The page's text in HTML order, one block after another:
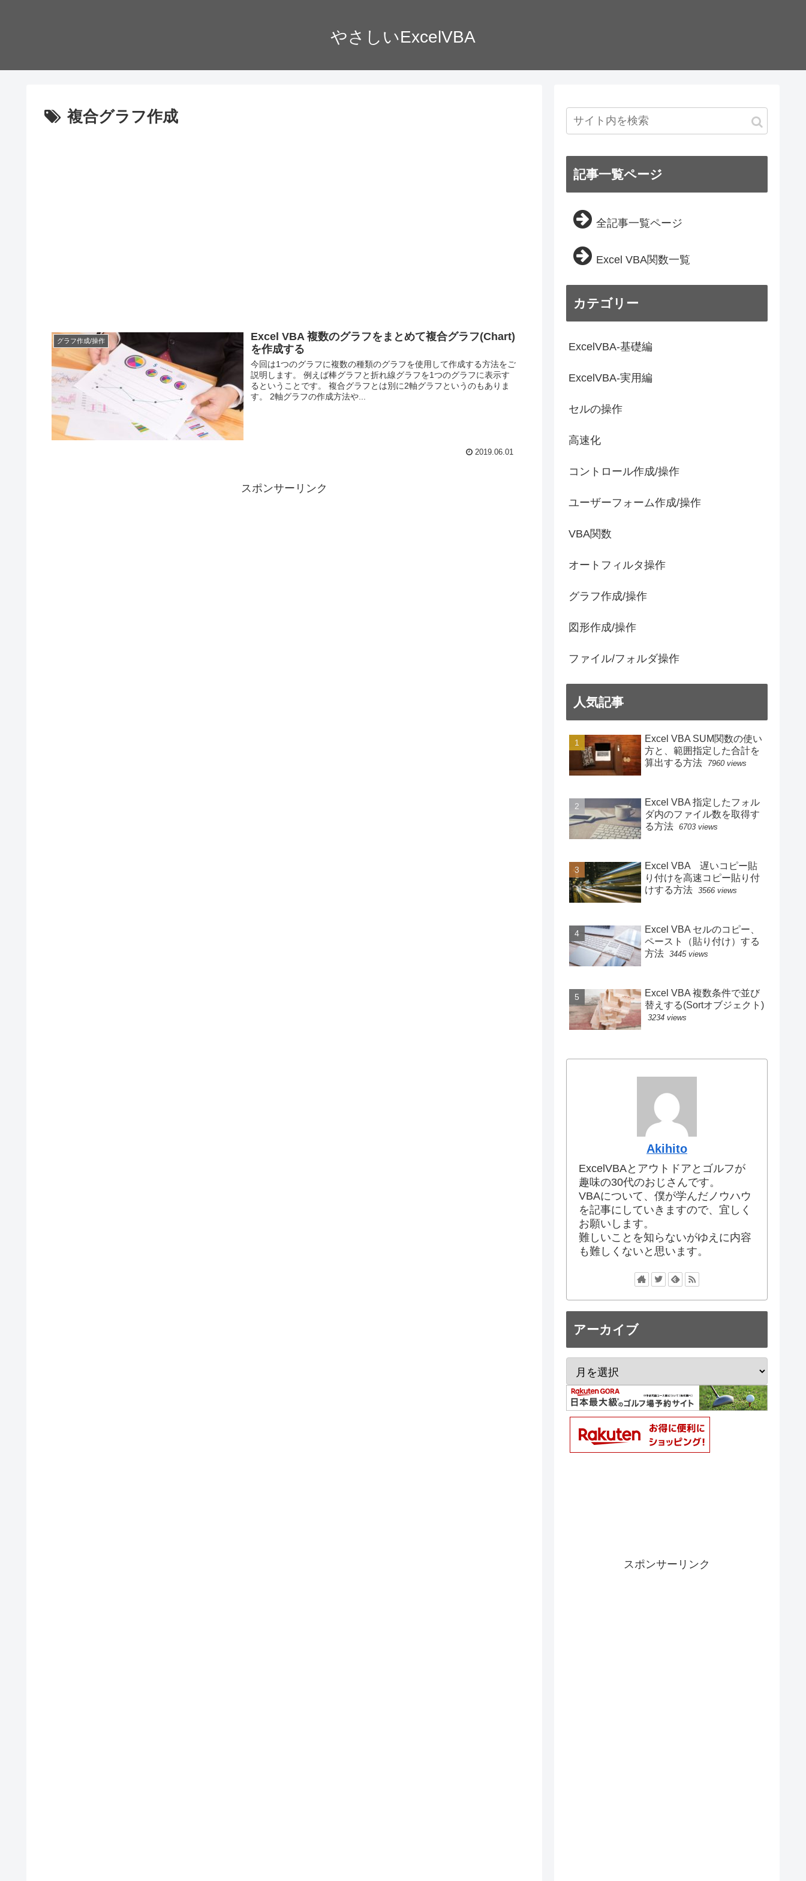
やさしいExcelVBA
複合グラフ作成
グラフ作成/操作
Excel VBA 複数のグラフをまとめて複合グラフ(Chart)
を作成する
今回は1つのグラフに複数の種類のグラフを使用して作成する方法をご
説明します。 例えば棒グラフと折れ線グラフを1つのグラフに表示す
るということです。 複合グラフとは別に2軸グラフというのもありま
す。 2軸グラフの作成方法や...
2019.06.01
スポンサーリンク
記事一覧ページ
全記事一覧ページ
Excel VBA関数一覧
カテゴリー
ExcelVBA-基礎編
ExcelVBA-実用編
セルの操作
高速化
コントロール作成/操作
ユーザーフォーム作成/操作
VBA関数
オートフィルタ操作
グラフ作成/操作
図形作成/操作
ファイル/フォルダ操作
人気記事
Excel VBA SUM関数の使い
方と、範囲指定した合計を
算出する方法
7960 views
Excel VBA 指定したフォル
ダ内のファイル数を取得す
る方法 6703 views
Excel VBA 遅いコピー貼
り付けを高速コピー貼り付
けする方法 3566 views
Excel VBA セルのコピー、
ペースト（貼り付け）する
方法 3445 views
Excel VBA 複数条件で並び
替えする(Sortオブジェクト)
3234 views
Akihito
ExcelVBAとアウトドアとゴルフが
趣味の30代のおじさんです。
VBAについて、僕が学んだノウハウ
を記事にしていきますので、宜しく
お願いします。
難しいことを知らないがゆえに内容
も難しくないと思います。
アーカイブ
スポンサーリンク